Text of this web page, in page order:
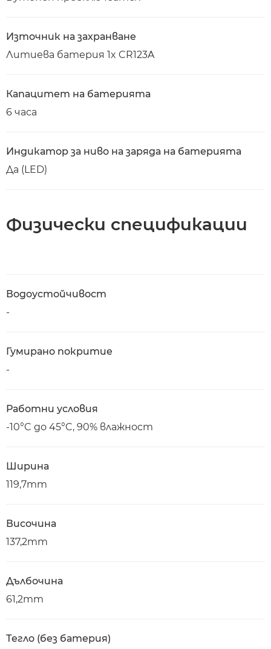
Източник на захранване
Литиева батерия 1x CR123A
Капацитет на батерията
6 часа
Индикатор за ниво на заряда на батерията
Да (LED)
Физически спецификации
Водоустойчивост
-
Гумирано покритие
-
Работни условия
-10°C до 45°C, 90% влажност
Ширина
119,7mm
Височина
137,2mm
Дълбочина
61,2mm
Тегло (без батерия)